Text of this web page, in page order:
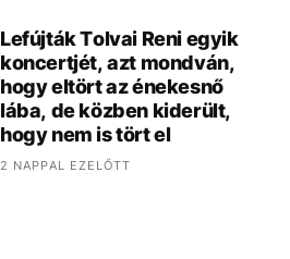
Lefújták Tolvai Reni egyik
koncertjét, azt mondván,
hogy eltört az énekesnő
lába, de közben kiderült,
hogy nem is tört el
2 NAPPAL EZELŐTT